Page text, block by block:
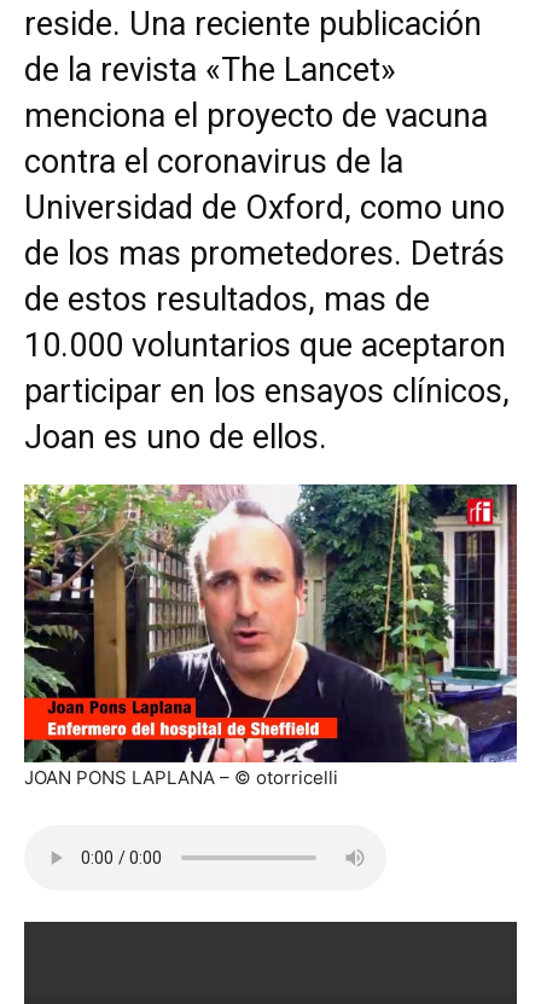
reside. Una reciente publicación
de la revista «The Lancet»
menciona el proyecto de vacuna
contra el coronavirus de la
Universidad de Oxford, como uno
de los mas prometedores. Detrás
de estos resultados, mas de
10.000 voluntarios que aceptaron
participar en los ensayos clínicos,
Joan es uno de ellos.
JOAN PONS LAPLANA – © otorricelli